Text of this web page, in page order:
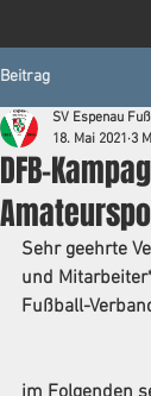
Beitrag
DFB-
SV Espenau
18. Mai 2021 3
Sehr geehrte
und
Fußball-